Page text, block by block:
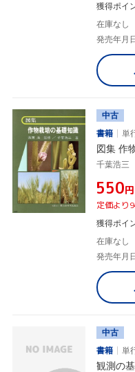
獲得ポイ
在庫なし
発売年月
中古
書籍
単
図集 作
千葉浩三
¥550円
定価より
獲得ポイ
在庫なし
発売年月
中古
書籍
単
観測の